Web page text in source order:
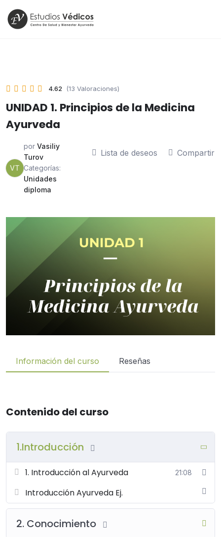
4.62 (13 Valoraciones)
UNIDAD 1. Principios de la Medicina
Ayurveda
VT
por Vasiliy
Turov
Categorías:
Unidades
diploma
Lista de deseos Compartir
Información del curso Reseñas
Contenido del curso
1.Introducción
1. Introducción al Ayurveda 21:08
Introducción Ayurveda Ej.
2. Conocimiento